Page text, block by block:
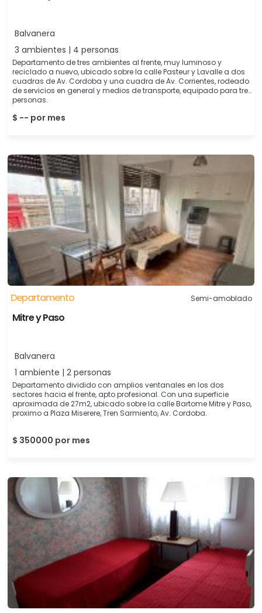
Balvanera
3 ambientes | 4 personas
Departamento de tres ambientes al frente, muy luminoso y
reciclado a nuevo, ubicado sobre la calle Pasteur y Lavalle a dos
cuadras de Av. Cordoba y una cuadra de Av. Corrientes, rodeado
de servicios en general y medios de transporte, equipado para tres
personas.
$ -- por mes
Departamento Semi-amoblado
Mitre y Paso
Balvanera
1 ambiente | 2 personas
Departamento dividido con amplios ventanales en los dos
sectores hacia el frente, apto profesional. Con una superficie
aproximada de 27m2, ubicado sobre la calle Bartome Mitre y Paso,
proximo a Plaza Miserere, Tren Sarmiento, Av. Cordoba.
$ 350000 por mes